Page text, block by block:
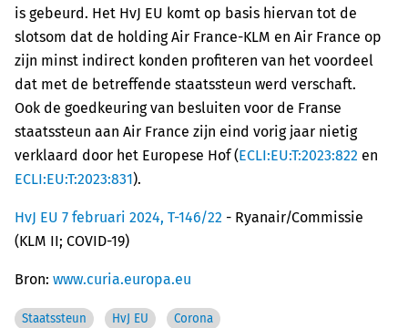
is gebeurd. Het HvJ EU komt op basis hiervan tot de
slotsom dat de holding Air France-KLM en Air France op
zijn minst indirect konden profiteren van het voordeel
dat met de betreffende staatssteun werd verschaft.
Ook de goedkeuring van besluiten voor de Franse
staatssteun aan Air France zijn eind vorig jaar nietig
verklaard door het Europese Hof (ECLI:EU:T:2023:822 en
ECLI:EU:T:2023:831).
HvJ EU 7 februari 2024, T-146/22 - Ryanair/Commissie
(KLM II; COVID-19)
Bron: www.curia.europa.eu
Staatssteun HvJ EU Corona